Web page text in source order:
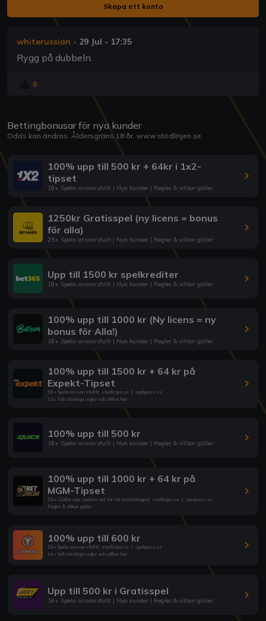
Skapa ett konto
whiterussian - 29 Jul - 17:35
Rygg på dubbeln.
0
Bettingbonusar för nya kunder
Odds kan ändras. Åldersgräns 18 år. www.stödlinjen.se
100% upp till 500 kr + 64kr i 1x2-
tipset
18+ Spela ansvarsfullt | Nya kunder | Regler & villkor gäller
1250kr Gratisspel (ny licens = bonus
för alla)
25+ Spela ansvarsfullt | Nya kunder | Regler & villkor gäller
Upp till 1500 kr spelkrediter
18+ Spela ansvarsfullt | Nya kunder | Regler & villkor gäller
100% upp till 1000 kr (Ny licens = ny
bonus för Alla!)
18+ Spela ansvarsfullt | Nya kunder | Regler & villkor gäller
100% upp till 1500 kr + 64 kr på
Expekt-Tipset
18+ Spela ansvarsfullt| stodlinjen.se | spelpaus.se
Läs fullständiga regler och villkor här
100% upp till 500 kr
18+ Spela ansvarsfullt | Nya kunder | Regler & villkor gäller
100% upp till 1000 kr + 64 kr på
MGM-Tipset
18+. Gäller nya spelare vid första insättningen| stodlinjen.se | spelpaus.se
Regler & villkor gäller
100% upp till 600 kr
18+ Spela ansvarsfullt| stodlinjen.se | spelpaus.se
Läs fullständiga regler och villkor här
Upp till 500 kr i Gratisspel
18+ Spela ansvarsfullt | Nya kunder | Regler & villkor gäller